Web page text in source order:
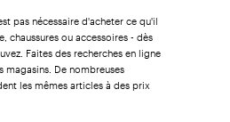
pas nécessaire d'acheter ce qu'il
chaussures ou accessoires - dès
Faites des recherches en ligne
magasins. De nombreuses
les mêmes articles à des prix